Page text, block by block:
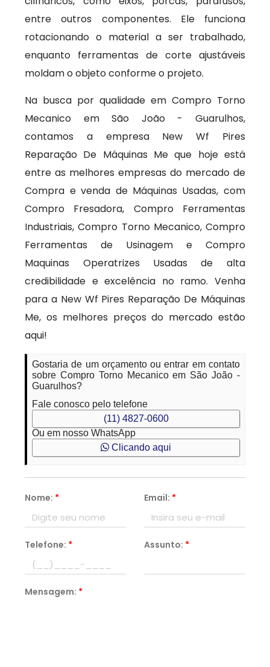
entre outros componentes. Ele funciona
rotacionando o material a ser trabalhado,
enquanto ferramentas de corte ajustáveis
moldam o objeto conforme o projeto.
Na busca por qualidade em Compro Torno
Mecanico em São João - Guarulhos,
contamos a empresa New Wf Pires
Reparação De Máquinas Me que hoje está
entre as melhores empresas do mercado de
Compra e venda de Máquinas Usadas, com
Compro Fresadora, Compro Ferramentas
Industriais, Compro Torno Mecanico, Compro
Ferramentas de Usinagem e Compro
Maquinas Operatrizes Usadas de alta
credibilidade e excelência no ramo. Venha
para a New Wf Pires Reparação De Máquinas
Me, os melhores preços do mercado estão
aqui!
Gostaria de um orçamento ou entrar em contato
sobre Compro Torno Mecanico em São João -
Guarulhos?
Fale conosco pelo telefone
(11) 4827-0600
Ou em nosso WhatsApp
Clicando aqui
Nome: * Email: *
Telefone: * Assunto: *
Mensagem: *